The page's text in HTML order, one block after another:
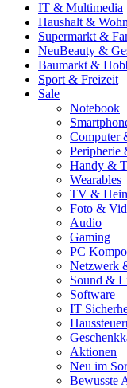
IT & Multimedia
Haushalt &
Supermarkt &
NeuBeauty &
Baumarkt &
Sport & Freizeit
Sale
Notebook
Computer
Peripherie
Handy &
Wearables
TV &
Foto &
Audio
Gaming
PC
Netzwerk
Sound &
Software
IT
Aktionen
Neu im
Bewusste